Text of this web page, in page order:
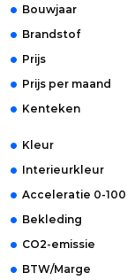
Bouwjaar
Brandstof
Prijs
Prijs per maand
Kenteken
Kleur
Interieurkleur
Acceleratie 0-100
Bekleding
CO2-emissie
BTW/Marge